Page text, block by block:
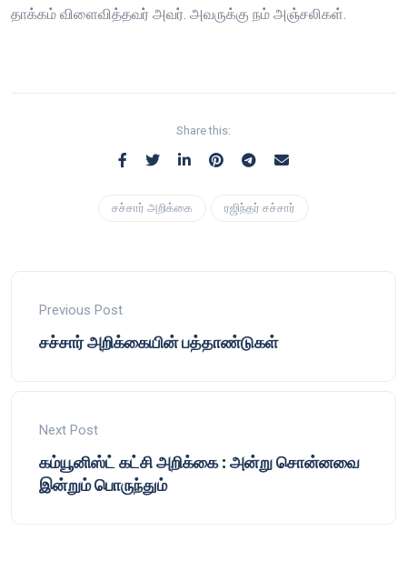
தாக்கம் விளைவித்தவர் அவர். அவருக்கு நம் அஞ்சலிகள்.
Share this:
சச்சார் அறிக்கை ரஜிந்தர் சச்சார்
Previous Post
சச்சார் அறிக்கையின் பத்தாண்டுகள்
Next Post
கம்யூனிஸ்ட் கட்சி அறிக்கை : அன்று சொன்னவை
இன்றும் பொருந்தும்